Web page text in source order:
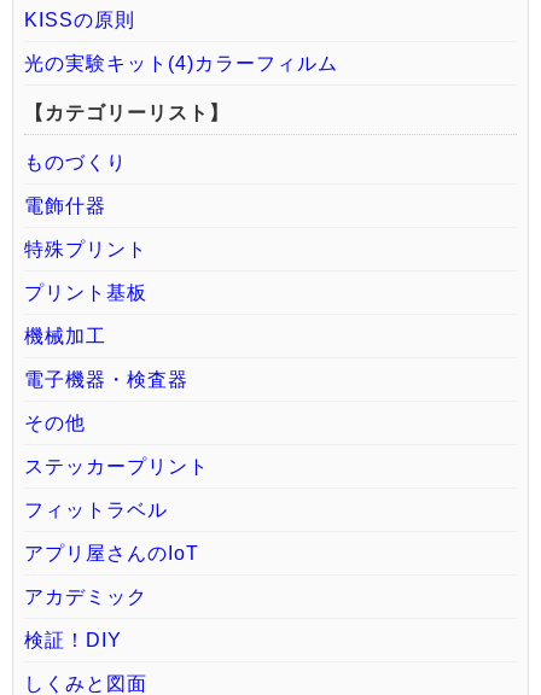
KISSの原則
光の実験キット(4)カラーフィルム
【カテゴリーリスト】
ものづくり
電飾什器
特殊プリント
プリント基板
機械加工
電子機器・検査器
その他
ステッカープリント
フィットラベル
アプリ屋さんのIoT
アカデミック
検証！DIY
しくみと図面